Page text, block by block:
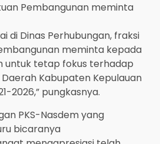
Pembangunan meminta
di Dinas Perhubungan, fraksi
meminta kepada
untuk tetap fokus terhadap
Daerah Kabupaten Kepulauan
2026,” pungkasnya.
PKS-Nasdem yang
bicaranya